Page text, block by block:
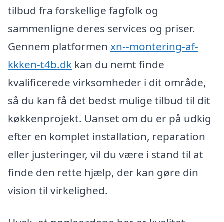
tilbud fra forskellige fagfolk og
sammenligne deres services og priser.
Gennem platformen xn--montering-af-
kkken-t4b.dk kan du nemt finde
kvalificerede virksomheder i dit område,
så du kan få det bedst mulige tilbud til dit
køkkenprojekt. Uanset om du er på udkig
efter en komplet installation, reparation
eller justeringer, vil du være i stand til at
finde den rette hjælp, der kan gøre din
vision til virkelighed.